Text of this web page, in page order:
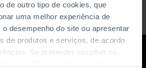
de outro tipo de cookies, que
uma melhor experiência de
desempenho do site ou apresentar
de produtos e serviços, de acordo
Se pretender escolher os